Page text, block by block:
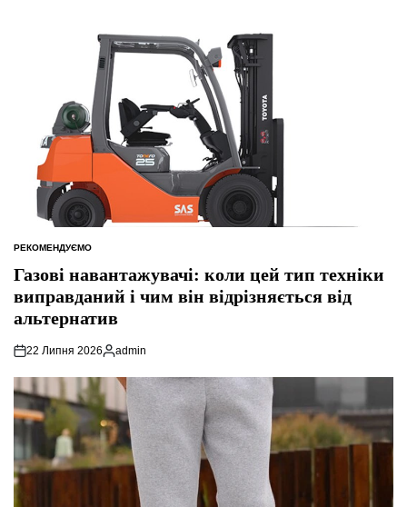
ОПУБЛІКУВАТИ
РЕКОМЕНДУЄМО
Газові навантажувачі: коли цей тип техніки
виправданий і чим він відрізняється від
альтернатив
22 Липня 2026
Опубліковано
admin